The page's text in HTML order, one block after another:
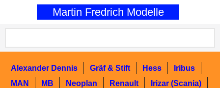
Martin Fredrich Modelle
Alexander Dennis Gräf & Stift Hess
Iribus
MAN
MB Neoplan Renault
Irizar (Scania)